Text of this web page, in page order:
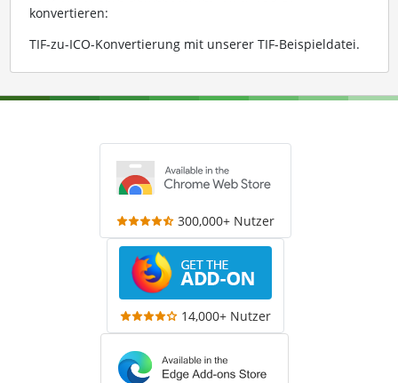
konvertieren:
TIF-zu-ICO-Konvertierung mit unserer TIF-Beispieldatei.
300,000+ Nutzer
14,000+ Nutzer